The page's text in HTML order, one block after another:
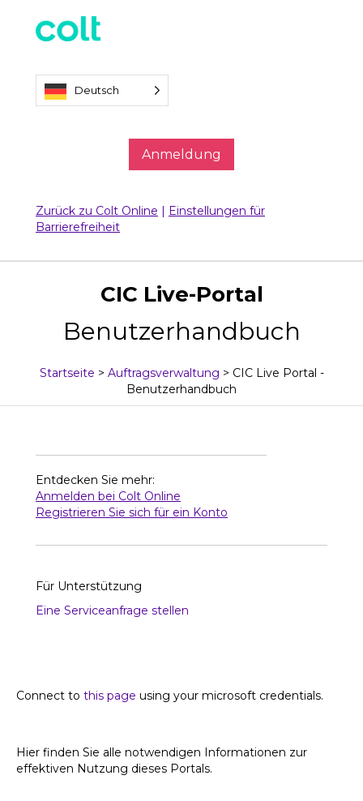
Deutsch
Anmeldung
Zurück zu Colt Online
Einstellungen für
Barrierefreiheit
CIC Live-Portal
Benutzerhandbuch
Startseite > Auftragsverwaltung > CIC Live Portal -
Benutzerhandbuch
Entdecken Sie mehr:
Anmelden bei Colt Online
Registrieren Sie sich für ein Konto
Für Unterstützung
Eine Serviceanfrage stellen
Connect to this page using your microsoft credentials.
Hier finden Sie alle notwendigen Informationen zur
effektiven Nutzung dieses Portals.